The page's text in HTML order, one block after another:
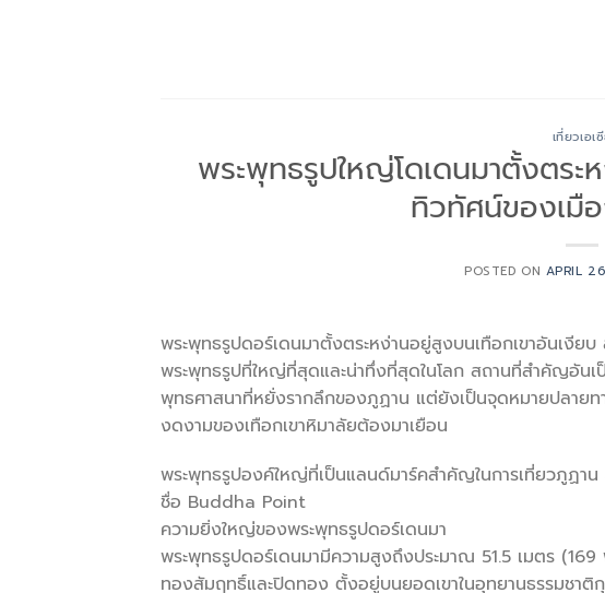
เที่ยวเอเ
พระพุทธรูปใหญ่โดเดนมาตั้งตระ
ทิวทัศน์ของเมื
POSTED ON APRIL
พระพุทธรูปดอร์เดนมาตั้งตระหง่านอยู่สูงบนเทือกเขาอันเงี
พระพุทธรูปที่ใหญ่ที่สุดและน่าทึ่งที่สุดในโลก สถานที่สำคัญ
พุทธศาสนาที่หยั่งรากลึกของภูฏาน แต่ยังเป็นจุดหมายปลาย
งดงามของเทือกเขาหิมาลัยต้องมาเยือน
พระพุทธรูปองค์ใหญ่ที่เป็นแลนด์มาร์คสำคัญในการเที่ยวภูฏา
ชื่อ Buddha Point
ความยิ่งใหญ่ของพระพุทธรูปดอร์เดนมา
พระพุทธรูปดอร์เดนมามีความสูงถึงประมาณ 51.5 เมตร
ทองสัมฤทธิ์และปิดทอง ตั้งอยู่บนยอดเขาในอุทยานธรรมชาติ